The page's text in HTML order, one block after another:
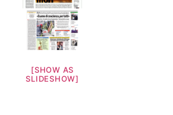
[SHOW AS
SLIDESHOW]